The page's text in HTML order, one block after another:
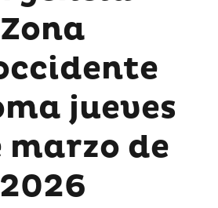
Zona
jueves
marzo de
2026